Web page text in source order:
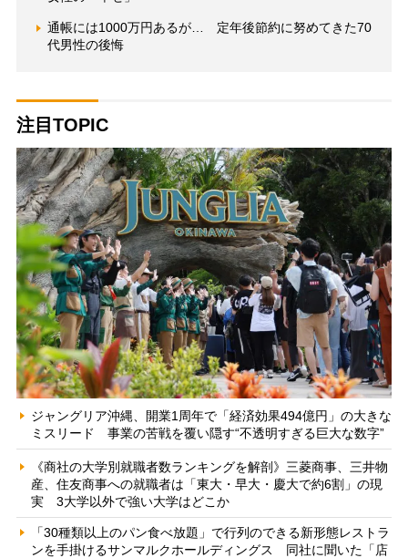
通帳には1000万円あるが… 定年後節約に努めてきた70
代男性の後悔
注目TOPIC
ジャングリア沖縄、開業1周年で「経済効果494億円」の大きな
ミスリード 事業の苦戦を覆い隠す“不透明すぎる巨大な数字”
《商社の大学別就職者数ランキングを解剖》三菱商事、三井物
産、住友商事への就職者は「東大・早大・慶大で約6割」の現
実 3大学以外で強い大学はどこか
「30種類以上のパン食べ放題」で行列のできる新形態レストラ
ンを手掛けるサンマルクホールディングス 同社に聞いた「店